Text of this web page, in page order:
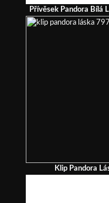
Přívěsek Pandora Bílá
Klip Pandora